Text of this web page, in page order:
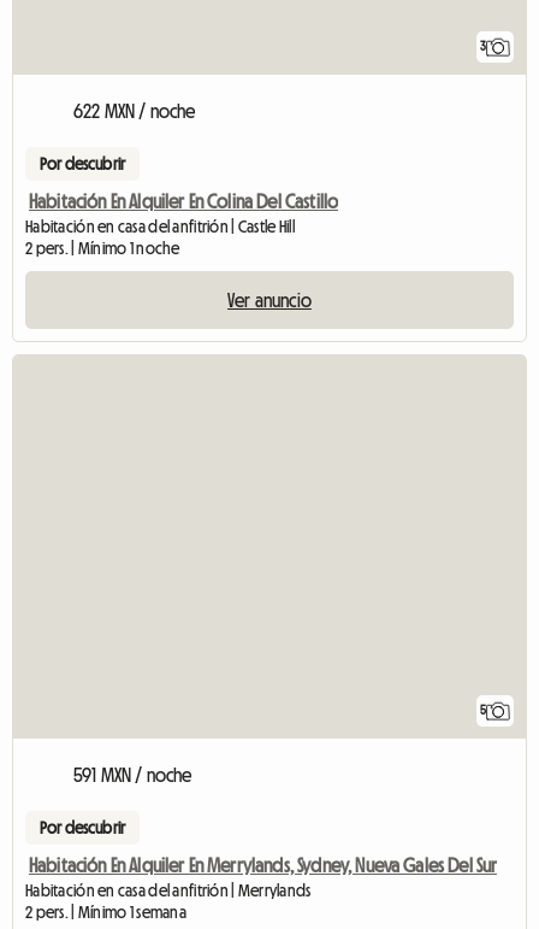
3
622 MXN / noche
Por descubrir
Habitación En Alquiler En Colina Del Castillo
Habitación en casa del anfitrión | Castle Hill
2 pers. | Mínimo 1 noche
Ver anuncio
5
591 MXN / noche
Por descubrir
Habitación En Alquiler En Merrylands, Sydney, Nueva Gales Del Sur
Habitación en casa del anfitrión | Merrylands
2 pers. | Mínimo 1 semana